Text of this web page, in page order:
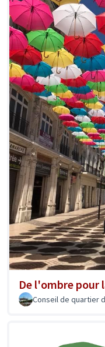
De l'ombre pour
Conseil de quartier